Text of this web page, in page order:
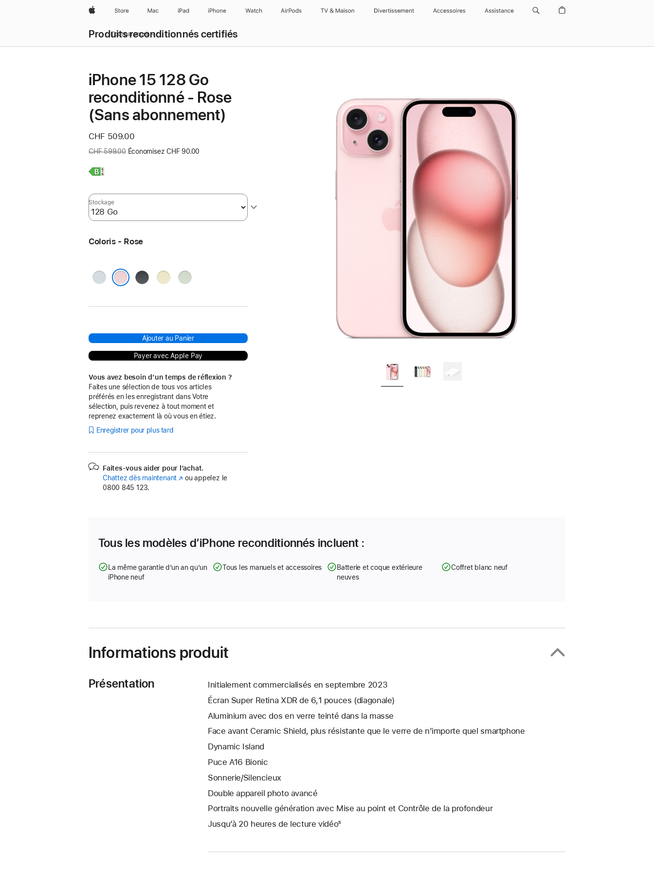
AppleStore Mac iPad iPhone Watch AirPods TV & Maison Divertissements Accessoires Assistance
Produits reconditionnés certifiés
Tout parcourir
iPhone 15 128 Go
reconditionné - Rose
(Sans abonnement)
Nouveau
prix
CHF 509.00
Ancien
:
CHF 599.00 Économisez CHF 90.00
En
plus,
Stockage
Coloris - Rose
Bleu Noir JauneVert
Ajouter au Panier
Payer avec Apple Pay
Vous avez besoin d’un temps de réflexion ?
Faites une sélection de tous vos articles
préférés en les enregistrant dans Votre
sélection, puis revenez à tout moment et
reprenez exactement là où vous en étiez.
Enregistrer pour plus tard
Faites-vous aider pour l’achat.
Chattez dès maintenant (s’ouvre
ou appelez le
0800 845 123.
Tous les modèles d’iPhone reconditionnés incluent :
La même garantie d’un an qu’un
iPhone neuf
Tous les manuels et accessoires
Batterie et coque extérieure
neuves
Coffret blanc neuf
Informations produit
Présentation
Initialement commercialisés en septembre 2023
Écran Super Retina XDR de 6,1 pouces (diagonale)
Aluminium avec dos en verre teinté dans la masse
Face avant Ceramic Shield, plus résistante que le verre de n’importe quel smartphone
Dynamic Island
Puce A16 Bionic
Sonnerie/Silencieux
Double appareil photo avancé
Portraits nouvelle génération avec Mise au point et Contrôle de la profondeur
Jusqu’à 20 heures de lecture vidéo⁵